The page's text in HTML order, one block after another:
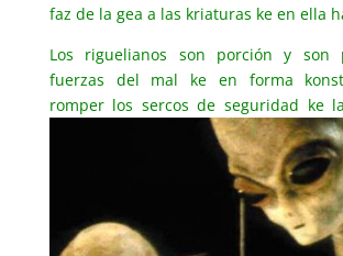
faz de la gea a las kriaturas ke en ella
Los riguelianos son porción y son
fuerzas del mal ke en forma
romper los sercos de seguridad ke